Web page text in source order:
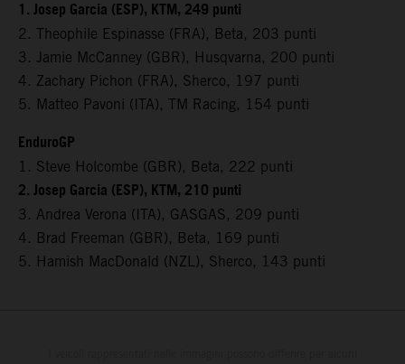
1. Josep Garcia (ESP), KTM, 249 punti
2. Theophile Espinasse (FRA), Beta, 203 punti
3. Jamie McCanney (GBR), Husqvarna, 200 punti
4. Zachary Pichon (FRA), Sherco, 197 punti
5. Matteo Pavoni (ITA), TM Racing, 154 punti
EnduroGP
1. Steve Holcombe (GBR), Beta, 222 punti
2. Josep Garcia (ESP), KTM, 210 punti
3. Andrea Verona (ITA), GASGAS, 209 punti
4. Brad Freeman (GBR), Beta, 169 punti
5. Hamish MacDonald (NZL), Sherco, 143 punti